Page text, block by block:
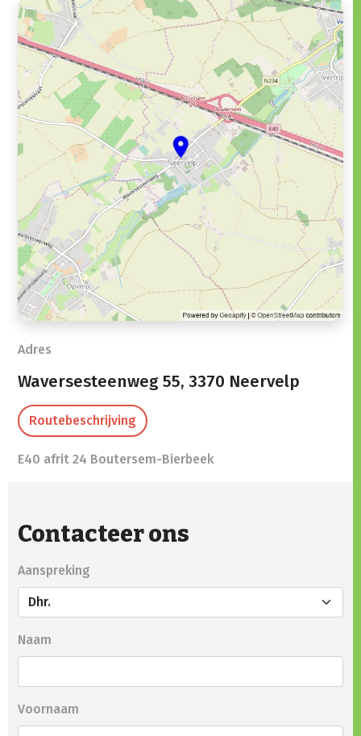
Adres
Waversesteenweg 55, 3370 Neervelp
Routebeschrijving
E40 afrit 24 Boutersem-Bierbeek
Contacteer ons
Aanspreking
Naam
Voornaam